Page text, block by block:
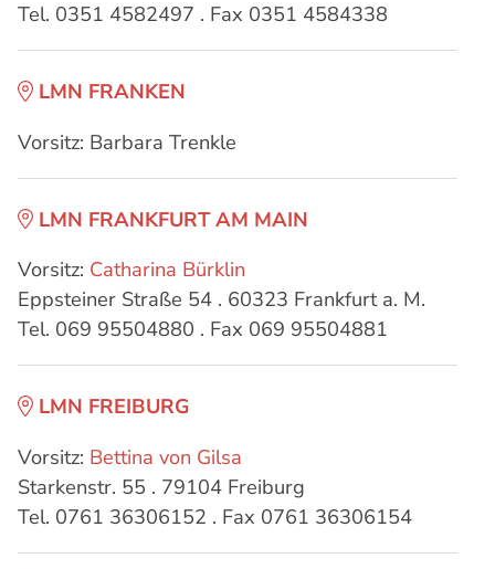
Tel. 0351 4582497 . Fax 0351 4584338
LMN FRANKEN
Vorsitz: Barbara Trenkle
LMN FRANKFURT AM MAIN
Vorsitz: Catharina Bürklin
Eppsteiner Straße 54 . 60323 Frankfurt a. M.
Tel. 069 95504880 . Fax 069 95504881
LMN FREIBURG
Vorsitz: Bettina von Gilsa
Starkenstr. 55 . 79104 Freiburg
Tel. 0761 36306152 . Fax 0761 36306154